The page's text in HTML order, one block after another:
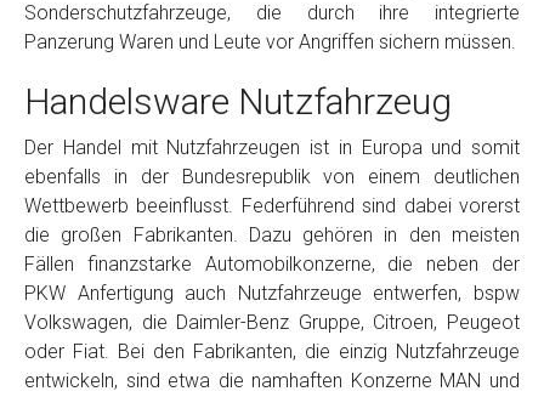
Sonderschutzfahrzeuge, die durch ihre integrierte
Panzerung Waren und Leute vor Angriffen sichern müssen.
Handelsware Nutzfahrzeug
Der Handel mit Nutzfahrzeugen ist in Europa und somit
ebenfalls in der Bundesrepublik von einem deutlichen
Wettbewerb beeinflusst. Federführend sind dabei vorerst
die großen Fabrikanten. Dazu gehören in den meisten
Fällen finanzstarke Automobilkonzerne, die neben der
PKW Anfertigung auch Nutzfahrzeuge entwerfen, bspw
Volkswagen, die Daimler-Benz Gruppe, Citroen, Peugeot
oder Fiat. Bei den Fabrikanten, die einzig Nutzfahrzeuge
entwickeln, sind etwa die namhaften Konzerne MAN und